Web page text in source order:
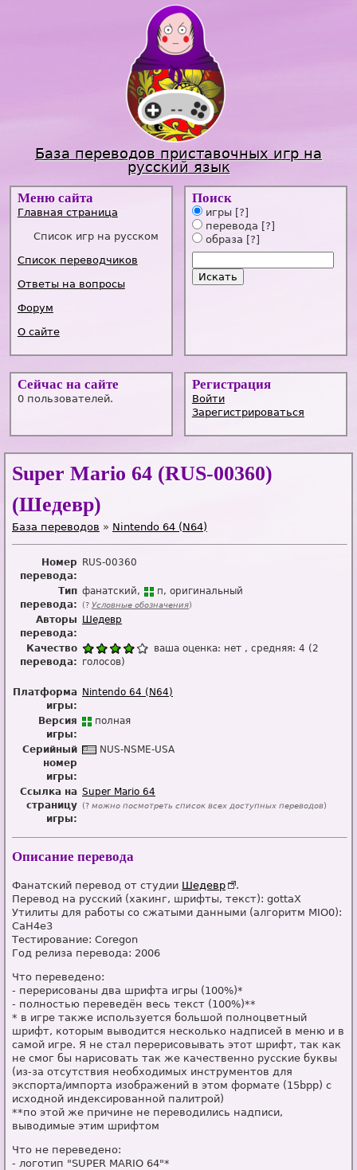
Jump to navigation
База переводов приставочных игр на
русский язык
Меню сайта
Главная страница
Список игр на русском
Список переводчиков
Ответы на вопросы
Форум
О сайте
Поиск
игры [?]
перевода [?]
образа [?]
Сейчас на сайте
0 пользователей.
Регистрация
Войти
Зарегистрироваться
Super Mario 64 (RUS-00360)
(Шедевр)
База переводов » Nintendo 64 (N64)
Номер
перевода:
RUS-00360
Тип
перевода:
фанатский п оригинальный
(? Условные обозначения)
Авторы
перевода:
Шедевр
Качество
перевода:
ваша оценка: нет , средняя: 4 (2
голосов)
Платформа
игры:
Nintendo 64 (N64)
Версия
игры:
полная
Серийный
номер
игры:
NUS-NSME-USA
Ссылка на
страницу
игры:
Super Mario 64
(? можно посмотреть список всех доступных переводов)
Описание перевода
Фанатский перевод от студии Шедевр
.
Перевод на русский (хакинг, шрифты, текст): gottaX
Утилиты для работы со сжатыми данными (алгоритм MIO0):
CaH4e3
Тестирование: Coregon
Год релиза перевода: 2006
Что переведено:
- перерисованы два шрифта игры (100%)*
- полностью переведён весь текст (100%)**
* в игре также используется большой полноцветный
шрифт, которым выводится несколько надписей в меню и в
самой игре. Я не стал перерисовывать этот шрифт, так как
не смог бы нарисовать так же качественно русские буквы
(из-за отсутствия необходимых инструментов для
экспорта/импорта изображений в этом формате (15bpp) с
исходной индексированной палитрой)
**по этой же причине не переводились надписи,
выводимые этим шрифтом
Что не переведено:
- логотип "SUPER MARIO 64"*